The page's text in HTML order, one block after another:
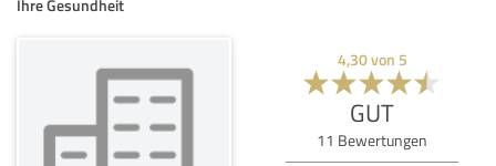
Ihre Gesundheit
4,30von 5
GUT
11 Bewertungen